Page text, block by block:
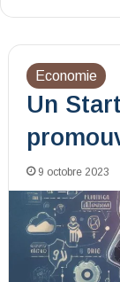
Economie
Un
9 octobre 2023